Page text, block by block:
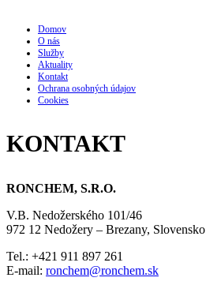
Domov
O nás
Služby
Aktuality
Kontakt
Ochrana osobných údajov
Cookies
KONTAKT
RONCHEM, S.R.O.
V.B. Nedožerského 101/46
972 12 Nedožery – Brezany, Slovensko
Tel.: +421 911 897 261
E-mail: ronchem@ronchem.sk